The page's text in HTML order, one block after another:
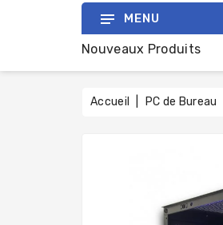
MENU
Nouveaux Produits
Accueil PC de Bureau